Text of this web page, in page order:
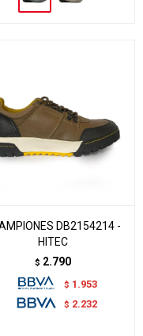
DB2154214 -
HITEC
$ 2.790
$ 1.953
$ 2.232